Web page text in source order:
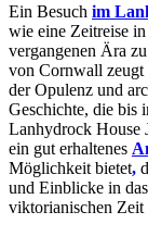
Ein Besuch im
wie eine Zeitreise
vergangenen Ära
von Cornwall zeugt
der Opulenz und
Geschichte, die bis
Lanhydrock House
ein gut erhaltenes
Möglichkeit bietet,
und Einblicke in
viktorianischen Zeit